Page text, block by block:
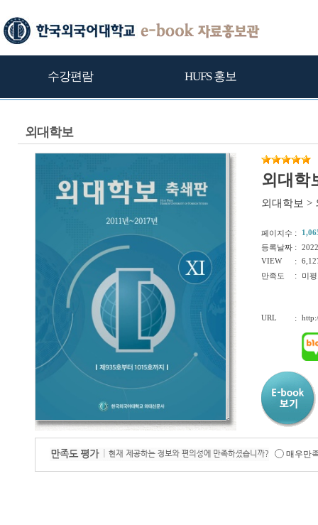
수강편람 HUFS 홍보
외대학보
외대학
외대학보 >
페이지수 :
등록날짜 :
VIEW
:
만족도
: 미
URL :
매우만